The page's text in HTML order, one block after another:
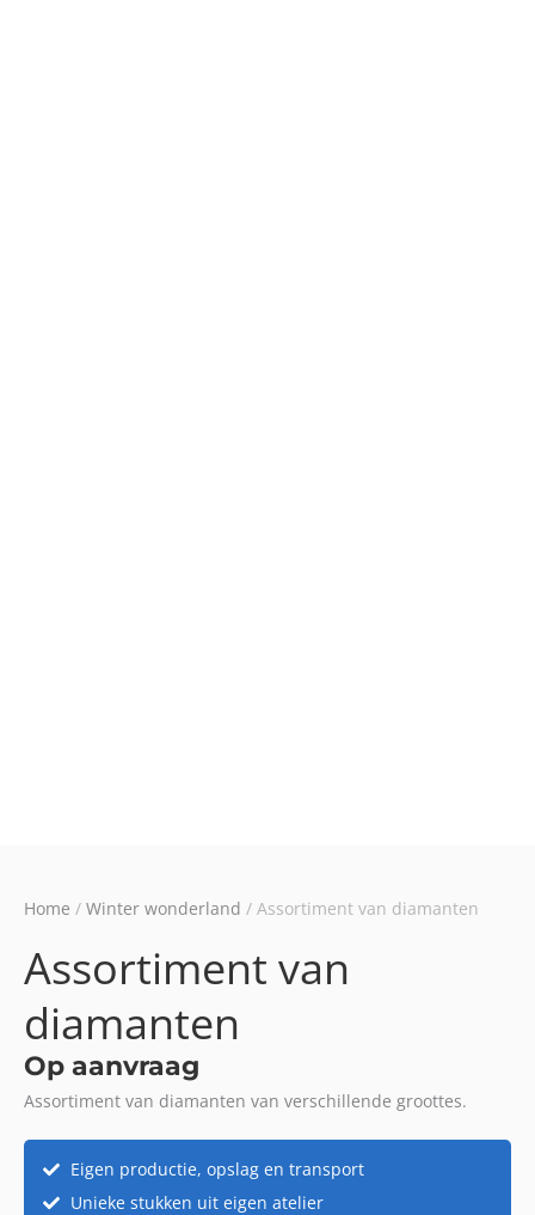
Home / Winter wonderland / Assortiment van diamanten
Assortiment van
diamanten
Op aanvraag
Assortiment van diamanten van verschillende groottes.
Eigen productie, opslag en transport
Unieke stukken uit eigen atelier